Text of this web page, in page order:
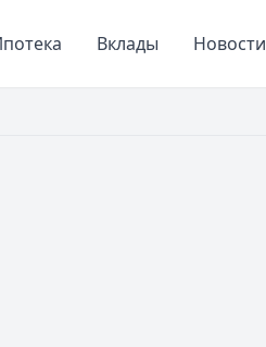
Вклады Новости